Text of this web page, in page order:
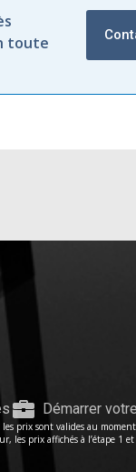
toute
Démarrer
prix sont valides au
les prix affichés à l’étape